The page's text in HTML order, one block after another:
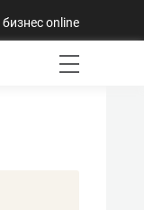
бизнес online